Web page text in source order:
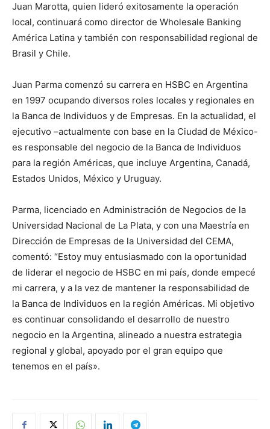
Juan Marotta, quien lideró exitosamente la operación
local, continuará como director de Wholesale Banking
América Latina y también con responsabilidad regional de
Brasil y Chile.
Juan Parma comenzó su carrera en HSBC en Argentina
en 1997 ocupando diversos roles locales y regionales en
la Banca de Individuos y de Empresas. En la actualidad, el
ejecutivo –actualmente con base en la Ciudad de México-
es responsable del negocio de la Banca de Individuos
para la región Américas, que incluye Argentina, Canadá,
Estados Unidos, México y Uruguay.
Parma, licenciado en Administración de Negocios de la
Universidad Nacional de La Plata, y con una Maestría en
Dirección de Empresas de la Universidad del CEMA,
comentó: “Estoy muy entusiasmado con la oportunidad
de liderar el negocio de HSBC en mi país, donde empecé
mi carrera, y a la vez de mantener la responsabilidad de
la Banca de Individuos en la región Américas. Mi objetivo
es continuar consolidando el desarrollo de nuestro
negocio en la Argentina, alineado a nuestra estrategia
regional y global, apoyado por el gran equipo que
tenemos en el país».